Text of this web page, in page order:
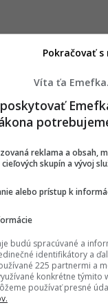
Víta ťa
reklama a obsah,
skupín a vývoj
alebo prístup k
budú spracúvané a
identifikátory a
225 partnermi a
konkrétne týmito
používať presné
Pokračovať